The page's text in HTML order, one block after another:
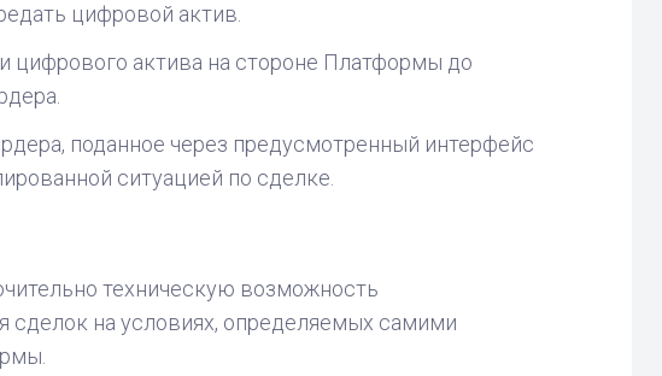
цифровой актив.
цифрового актива на стороне Платформы до
поданное через предусмотренный интерфейс
ситуацией по сделке.
техническую возможность
сделок на условиях, определяемых самими